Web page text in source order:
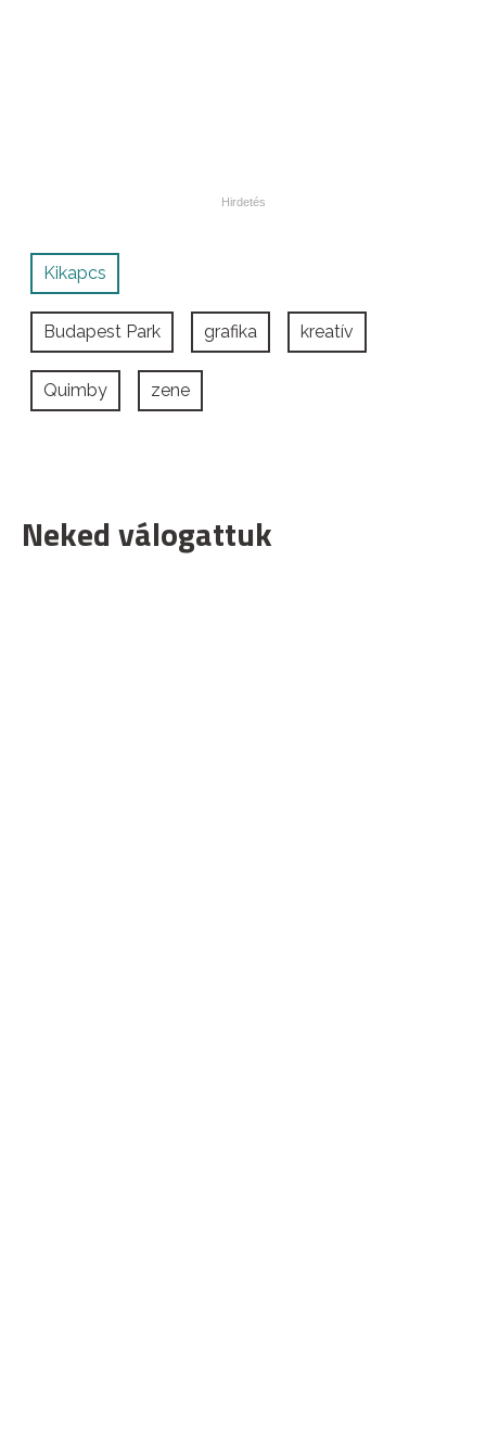
Kikapcs
Budapest Park grafika kreatív
Quimby zene
Neked válogattuk